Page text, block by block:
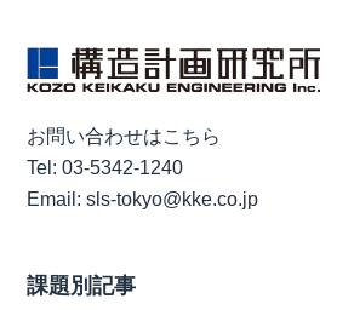
お問い合わせはこちら
Tel:03-5342-1240
Email:sls-tokyo@kke.co.jp
課題別記事